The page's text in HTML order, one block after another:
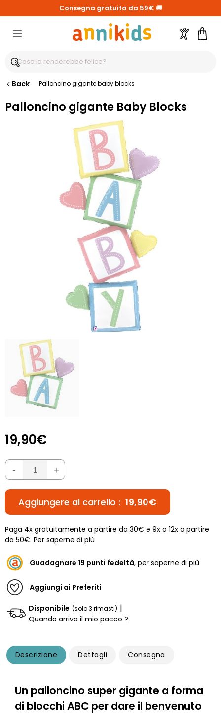
Consegna gratuita da 59€ 🚚
Account
Back Palloncino gigante baby blocks
Palloncino gigante Baby Blocks
19,90€
- +
Aggiungere al carrello : 19,90€
Paga 4x gratuitamente a partire da 30€ e 9x o 12x a partire
da 50€. Per saperne di più
Guadagnare 19 punti fedeltà, per saperne di più
Aggiungi ai Preferiti
Disponibile (solo 3 rimasti) |
Quando arriva il mio pacco ?
Descrizione Dettagli Consegna
Un palloncino super gigante a forma
di blocchi ABC per dare il benvenuto